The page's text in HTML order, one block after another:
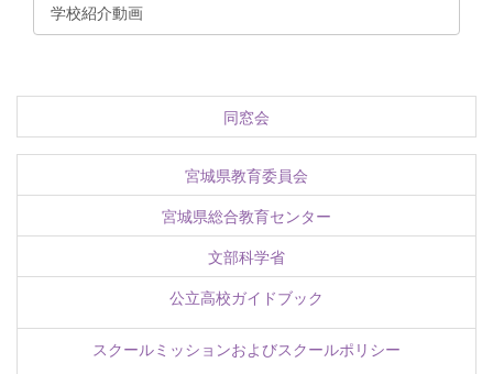
学校紹介動画
同窓会
宮城県教育委員会
宮城県総合教育センター
文部科学省
公立高校ガイドブック
スクールミッションおよびスクールポリシー